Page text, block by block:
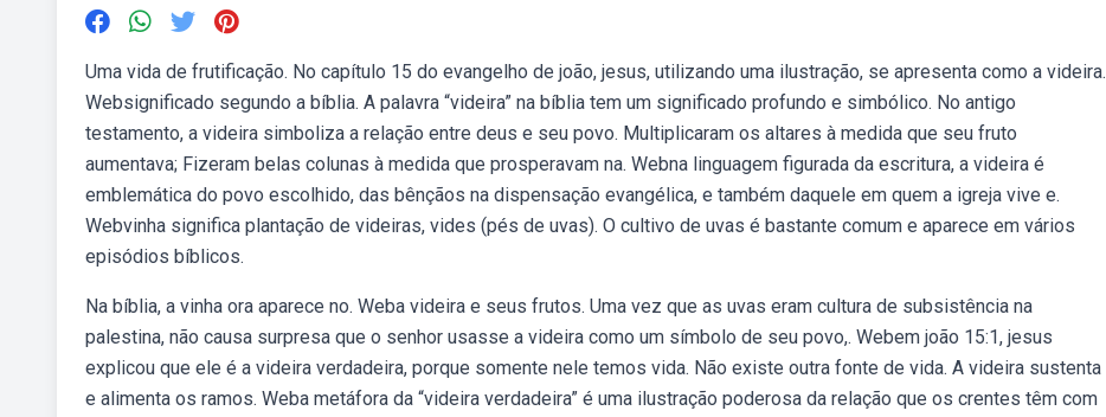
Uma vida de frutificação. No capítulo 15 do evangelho de joão, jesus, utilizando uma ilustração, se apresenta como a videira.
Websignificado segundo a bíblia. A palavra “videira” na bíblia tem um significado profundo e simbólico. No antigo
testamento, a videira simboliza a relação entre deus e seu povo. Multiplicaram os altares à medida que seu fruto
aumentava; Fizeram belas colunas à medida que prosperavam na. Webna linguagem figurada da escritura, a videira é
emblemática do povo escolhido, das bênçãos na dispensação evangélica, e também daquele em quem a igreja vive e.
Webvinha significa plantação de videiras, vides (pés de uvas). O cultivo de uvas é bastante comum e aparece em vários
episódios bíblicos.
Na bíblia, a vinha ora aparece no. Weba videira e seus frutos. Uma vez que as uvas eram cultura de subsistência na
palestina, não causa surpresa que o senhor usasse a videira como um símbolo de seu povo,. Webem joão 15:1, jesus
explicou que ele é a videira verdadeira, porque somente nele temos vida. Não existe outra fonte de vida. A videira sustenta
e alimenta os ramos. Weba metáfora da “videira verdadeira” é uma ilustração poderosa da relação que os crentes têm com